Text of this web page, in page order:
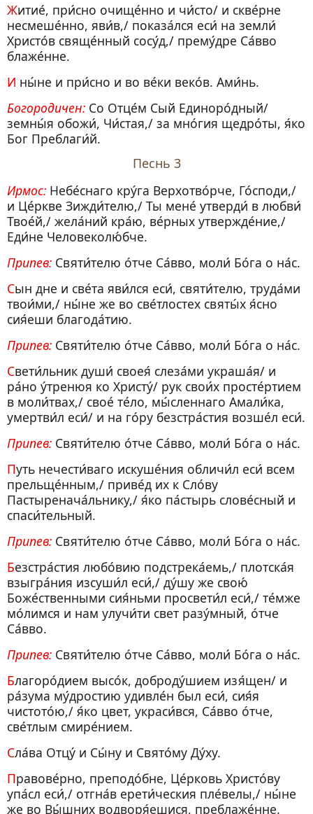
Житие́, при́сно очище́нно и чи́сто/ и скве́рне
несмеше́нно, яви́в,/ показа́лся еси́ на земли́
Христо́в свяще́нный сосу́д,/ прему́дре Са́вво
блаже́нне.
И ны́не и при́сно и во ве́ки веко́в. Ами́нь.
Богородичен: Со Отце́м Сый Единоро́дный/
земны́я обожи́, Чи́стая,/ за мно́гия щедро́ты, я́ко
Бог Преблаги́й.
Песнь 3
Ирмос: Небе́снаго кру́га Верхотво́рче, Го́споди,/
и Це́ркве Зижди́телю,/ Ты мене́ утверди́ в любви́
Твое́й,/ жела́ний кра́ю, ве́рных утвержде́ние,/
Еди́не Человеколю́бче.
Припев: Святи́телю о́тче Са́вво, моли́ Бо́га о на́с.
Сын дне и све́та яви́лся еси́, святи́телю, труда́ми
твои́ми,/ ны́не же во све́тлостех святы́х я́сно
сия́еши благода́тию.
Припев: Святи́телю о́тче Са́вво, моли́ Бо́га о на́с.
Свети́льник души́ своея́ слеза́ми украша́я/ и
ра́но у́тренюя ко Христу́/ рук свои́х просте́ртием
в моли́твах,/ свое́ те́ло, мы́сленнаго Амали́ка,
умертви́л еси́/ и на го́ру безстра́стия возше́л еси́.
Припев: Святи́телю о́тче Са́вво, моли́ Бо́га о на́с.
Путь нечести́ваго искуше́ния обличи́л еси́ всем
прельще́нным,/ приве́д их к Сло́ву
Пастыренача́льнику,/ я́ко па́стырь слове́сный и
спаси́тельный.
Припев: Святи́телю о́тче Са́вво, моли́ Бо́га о на́с.
Безстра́стия любо́вию подстрека́емь,/ плотска́я
взыгра́ния изсуши́л еси́,/ ду́шу же свою́
Боже́ственными сия́ньми просвети́л еси́,/ те́мже
мо́лимся и нам улучи́ти свет разу́мный, о́тче
Са́вво.
Припев: Святи́телю о́тче Са́вво, моли́ Бо́га о на́с.
Благоро́дием высо́к, доброду́шием изя́щен/ и
ра́зума му́дростию удивле́н был еси́, сия́я
чистото́ю,/ я́ко цвет, украси́вся, Са́вво о́тче,
све́тлым смире́нием.
Сла́ва Отцу́ и Сы́ну и Свято́му Ду́ху.
Правове́рно, преподо́бне, Це́рковь Христо́ву
упа́сл еси́,/ отгна́в ерети́ческия пле́велы,/ ны́не
же во Вы́шних водворя́ешися, преблаже́нне.